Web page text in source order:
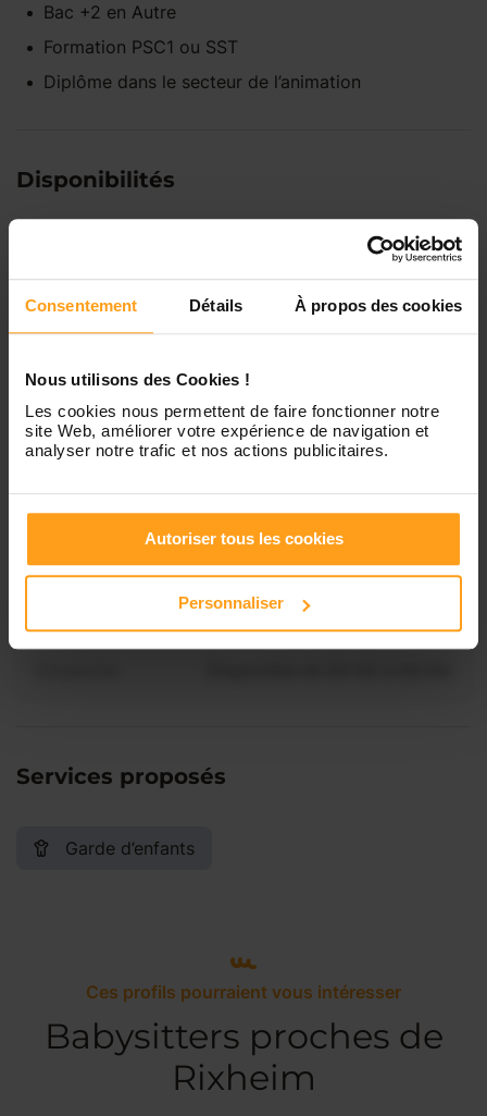
Consentement Détails À propos des cookies
Nous utilisons des Cookies !
Les cookies nous permettent de faire fonctionner notre
site Web, améliorer votre expérience de navigation et
analyser notre trafic et nos actions publicitaires.
Autoriser tous les cookies
Personnaliser
Bac +2 en Autre
Formation PSC1 ou SST
Diplôme dans le secteur de l’animation
Disponibilités
Indisponible
Mardi
Jeudi Disponible de 00:00 à 00:00
Disponible de 00:00 à 00:00
Disponible de 00:00 à 00:00
Vous souhaitez connaître les
disponibilités de Amélie ?
Services proposés
Garde d’enfants
Ces profils pourraient vous intéresser
Babysitters proches de
Rixheim